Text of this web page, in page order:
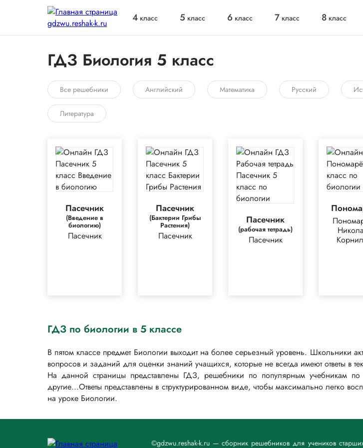
4 класс 5 класс 6 класс 7 класс 8 класс
ГДЗ Биология 5 класс
Все решебники Английский Математика Русский
Литература
Пасечник
(Введение в
биологию)
Пасечник
Пасечник
(Бактерии Грибы
Растения)
Пасечник
Пасечник
(рабочая тетрадь)
Пасечник
ГДЗ по биологии в 5 классе
В пятом классе предмет Биологии выходит на более серьезный уровень. Школьники
вопросов и заданий для оценки знаний учащихся, которые не всегда имеют ответы в
На данной страницы представлены ГДЗ, решебники по популярным учебникам
другие...Ответы представлены в структурированном виде, чтобы максимально легко
на уроке Биологии.
©gdzwu.reshak-k.ru — сборник решебников для учеников